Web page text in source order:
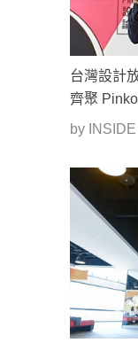
台灣設計
齊聚
by INSIDE